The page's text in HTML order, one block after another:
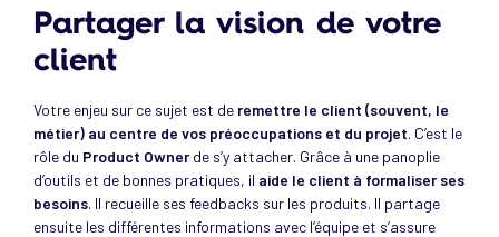
Partager la vision de votre
client
Votre enjeu sur ce sujet est de remettre le client (souvent, le
métier) au centre de vos préoccupations et du projet. C’est le
rôle du Product Ownerde s’y attacher. Grâce à une panoplie
d’outils et de bonnes pratiques, il aide le client à formaliser ses
besoins. Il recueille ses feedbacks sur les produits. Il partage
ensuite les différentes informations avec l’équipe et s’assure